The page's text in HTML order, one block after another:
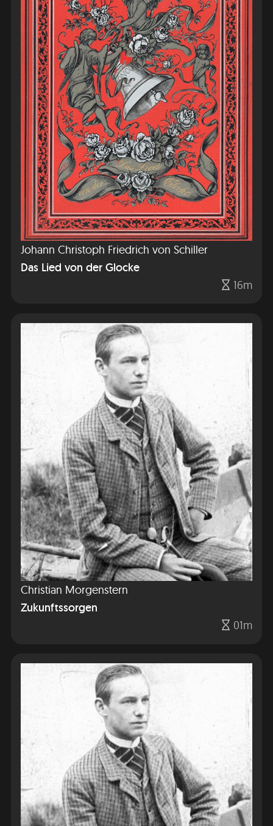
Das Lied von der Glocke
Johann Christoph Friedrich von Schiller
16m
Zukunftssorgen
Christian Morgenstern
01m